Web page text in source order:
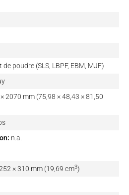
poudre (SLS, LBPF, EBM, MJF)
2070 mm (75,98 × 48,43 × 81,50
n.a.
× 310 mm (19,69 cm3)